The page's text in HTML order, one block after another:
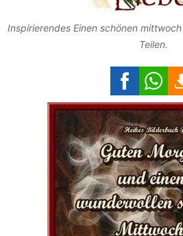
Inspirierendes Einen schönen
Teilen.